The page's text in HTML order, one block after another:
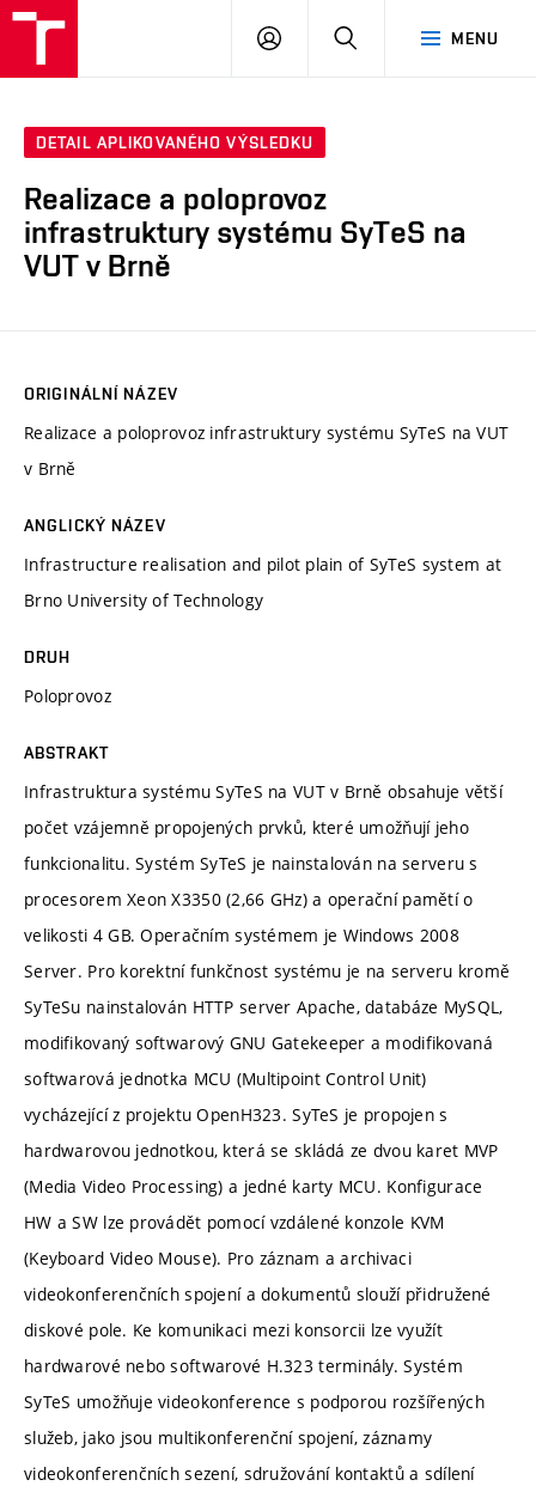
MENU
PŘIHLÁSIT
DETAIL APLIKOVANÉHO VÝSLEDKU
Realizace a poloprovoz
infrastruktury systému SyTeS na
VUT v Brně
ORIGINÁLNÍ NÁZEV
Realizace a poloprovoz infrastruktury systému SyTeS na VUT
v Brně
ANGLICKÝ NÁZEV
Infrastructure realisation and pilot plain of SyTeS system at
Brno University of Technology
DRUH
Poloprovoz
ABSTRAKT
Infrastruktura systému SyTeS na VUT v Brně obsahuje větší
počet vzájemně propojených prvků, které umožňují jeho
funkcionalitu. Systém SyTeS je nainstalován na serveru s
procesorem Xeon X3350 (2,66 GHz) a operační pamětí o
velikosti 4 GB. Operačním systémem je Windows 2008
Server. Pro korektní funkčnost systému je na serveru kromě
SyTeSu nainstalován HTTP server Apache, databáze MySQL,
modifikovaný softwarový GNU Gatekeeper a modifikovaná
softwarová jednotka MCU (Multipoint Control Unit)
vycházející z projektu OpenH323. SyTeS je propojen s
hardwarovou jednotkou, která se skládá ze dvou karet MVP
(Media Video Processing) a jedné karty MCU. Konfigurace
HW a SW lze provádět pomocí vzdálené konzole KVM
(Keyboard Video Mouse). Pro záznam a archivaci
videokonferenčních spojení a dokumentů slouží přidružené
diskové pole. Ke komunikaci mezi konsorcii lze využít
hardwarové nebo softwarové H.323 terminály. Systém
SyTeS umožňuje videokonference s podporou rozšířených
služeb, jako jsou multikonferenční spojení, záznamy
videokonferenčních sezení, sdružování kontaktů a sdílení